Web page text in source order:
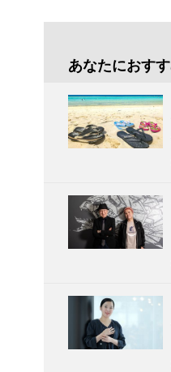
あなたにおす